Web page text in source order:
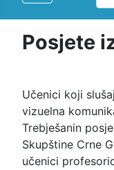
Posjete
Učenici koji
vizuelna
Trebješanin
Skupštine Crne
učenici